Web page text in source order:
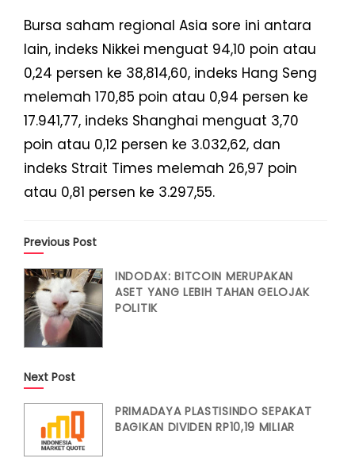
Bursa saham regional Asia sore ini antara
lain, indeks Nikkei menguat 94,10 poin atau
0,24 persen ke 38,814,60, indeks Hang Seng
melemah 170,85 poin atau 0,94 persen ke
17.941,77, indeks Shanghai menguat 3,70
poin atau 0,12 persen ke 3.032,62, dan
indeks Strait Times melemah 26,97 poin
atau 0,81 persen ke 3.297,55.
Previous Post
INDODAX: BITCOIN MERUPAKAN
ASET YANG LEBIH TAHAN GELOJAK
POLITIK
Next Post
PRIMADAYA PLASTISINDO SEPAKAT
BAGIKAN DIVIDEN RP10,19 MILIAR